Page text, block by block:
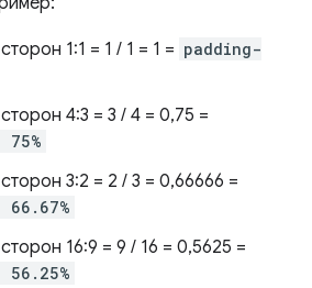
1:1 = 1 / 1 = 1 = padding-
4:3 = 3 / 4 = 0,75 =
3:2 = 2 / 3 = 0,66666 =
16:9 = 9 / 16 = 0,5625 =